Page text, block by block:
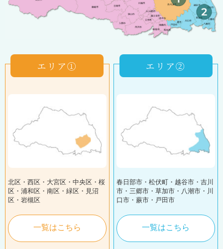
エリア①
北区・西区・大宮区・中央区・桜
区・浦和区・南区・緑区・見沼
区・岩槻区
一覧はこちら
エリア②
春日部市・松伏町・越谷市・吉川
市・三郷市・草加市・八潮市・川
口市・蕨市・戸田市
一覧はこちら